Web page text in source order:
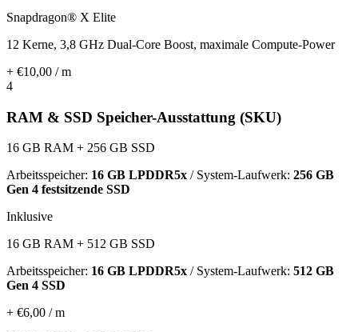
Snapdragon® X Elite
12 Kerne, 3,8 GHz Dual-Core Boost, maximale Compute-Power
+ €10,00 / m
4
RAM & SSD Speicher-Ausstattung (SKU)
16 GB RAM + 256 GB SSD
Arbeitsspeicher: 16 GB LPDDR5x / System-Laufwerk: 256 GB
Gen 4 festsitzende SSD
Inklusive
16 GB RAM + 512 GB SSD
Arbeitsspeicher: 16 GB LPDDR5x / System-Laufwerk: 512 GB
Gen 4 SSD
+ €6,00 / m